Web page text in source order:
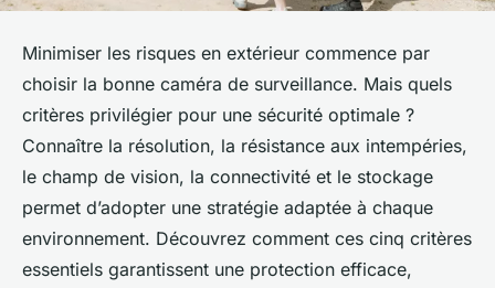
Minimiser les risques en extérieur commence par
choisir la bonne caméra de surveillance. Mais quels
critères privilégier pour une sécurité optimale ?
Connaître la résolution, la résistance aux intempéries,
le champ de vision, la connectivité et le stockage
permet d’adopter une stratégie adaptée à chaque
environnement. Découvrez comment ces cinq critères
essentiels garantissent une protection efficace,